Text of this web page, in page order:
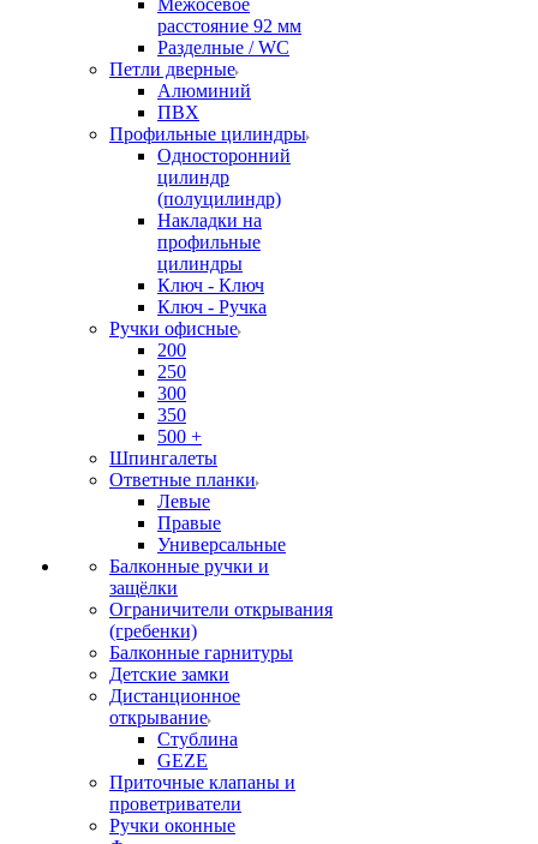
Межосевое
расстояние 92 мм
Разделные / WC
Петли дверные
Алюминий
ПВХ
Профильные цилиндры
Односторонний
цилиндр
(полуцилиндр)
Накладки на
профильные
цилиндры
Ключ - Ключ
Ключ - Ручка
Ручки офисные
200
250
300
350
500 +
Шпингалеты
Ответные планки
Левые
Правые
Универсальные
Балконные ручки и
защёлки
Ограничители открывания
(гребенки)
Балконные гарнитуры
Детские замки
Дистанционное
открывание
Стублина
GEZE
Приточные клапаны и
проветриватели
Ручки оконные